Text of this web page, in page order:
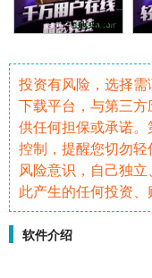
投资有风险，选择
下载平台，与第三
供任何担保或承诺
控制，提醒您切勿
风险意识，自己独
此产生的任何投资、
软件介绍